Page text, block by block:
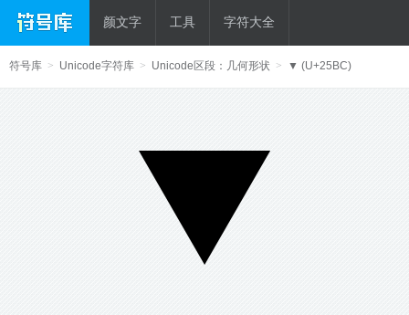
颜文字 工具 字符大全
符号库 > Unicode字符库 > Unicode区段：几何形状 > ▼ (U+25BC)
▼